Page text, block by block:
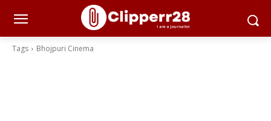
Tags Bhojpuri Cinema